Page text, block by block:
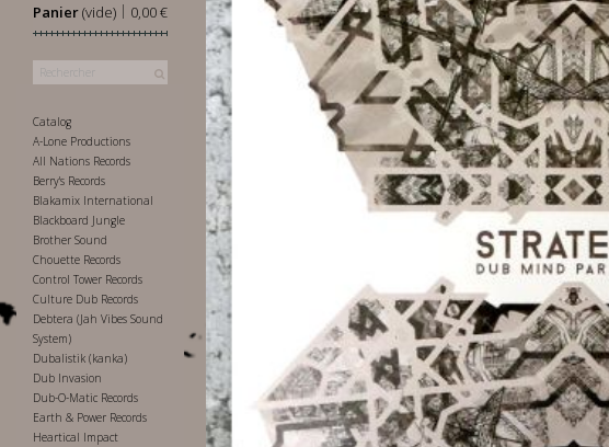
Panier 0,00 €
|
(vide)
Catalog
A-Lone Productions
All Nations Records
Berry's Records
Blakamix International
Blackboard Jungle
Brother Sound
Chouette Records
Control Tower Records
Culture Dub Records
Debtera (Jah Vibes Sound
System)
Dubalistik (kanka)
Dub Invasion
Dub-O-Matic Records
Earth & Power Records
Heartical Impact